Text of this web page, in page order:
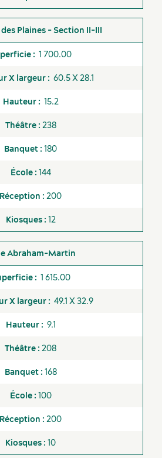
événementielle
Plaines - Section II-III
1 700.00
60.5 X 28.1
15.2
238
180
144
200
12
Abraham-Martin
1 615.00
49.1 X 32.9
9.1
208
168
100
200
10